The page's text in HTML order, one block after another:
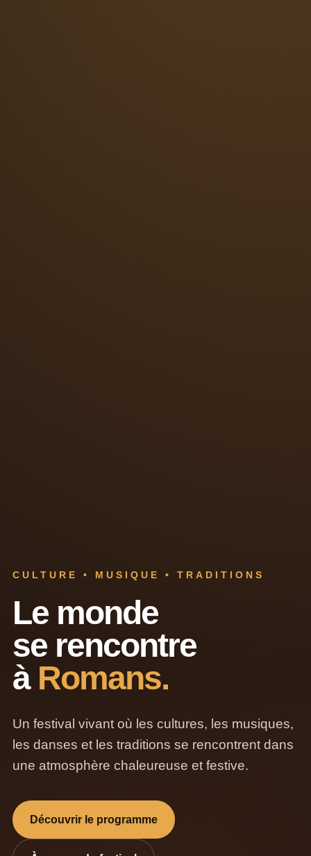
CULTURE • MUSIQUE • TRADITIONS
Le monde
se rencontre
à Romans.
Un festival vivant où les cultures, les musiques,
les danses et les traditions se rencontrent dans
une atmosphère chaleureuse et festive.
Découvrir le programme